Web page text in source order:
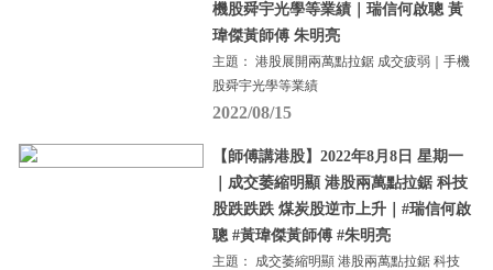
機股舜宇光學等業績｜瑞信何啟聰 黃
瑋傑黃師傅 朱明亮
主題： 港股展開兩萬點拉鋸 成交疲弱｜手機
股舜宇光學等業績
2022/08/15
【師傅講港股】2022年8月8日 星期一
｜成交萎縮明顯 港股兩萬點拉鋸 科技
股跌跌跌 煤炭股逆市上升｜#瑞信何啟
聰 #黃瑋傑黃師傅 #朱明亮
主題： 成交萎縮明顯 港股兩萬點拉鋸 科技